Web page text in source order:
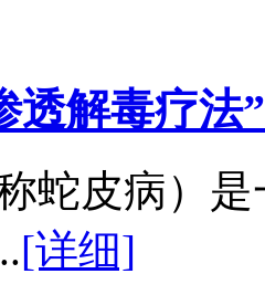
透解毒疗法”
蛇皮病）
[详细]